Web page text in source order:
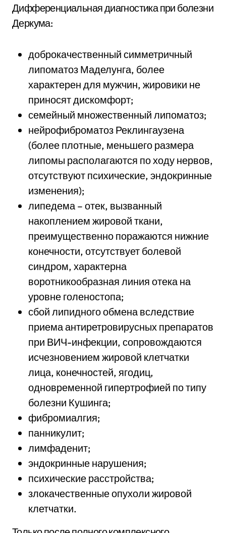
Дифференциальная диагностика при болезни
Деркума:
доброкачественный симметричный
липоматоз Маделунга, более
характерен для мужчин, жировики не
приносят дискомфорт;
семейный множественный липоматоз;
нейрофиброматоз Реклингаузена
(более плотные, меньшего размера
липомы располагаются по ходу нервов,
отсутствуют психические, эндокринные
изменения);
липедема – отек, вызванный
накоплением жировой ткани,
преимущественно поражаются нижние
конечности, отсутствует болевой
синдром, характерна
воротникообразная линия отека на
уровне голеностопа;
сбой липидного обмена вследствие
приема антиретровирусных препаратов
при ВИЧ-инфекции, сопровождаются
исчезновением жировой клетчатки
лица, конечностей, ягодиц,
одновременной гипертрофией по типу
болезни Кушинга;
фибромиалгия;
панникулит;
лимфаденит;
эндокринные нарушения;
психические расстройства;
злокачественные опухоли жировой
клетчатки.